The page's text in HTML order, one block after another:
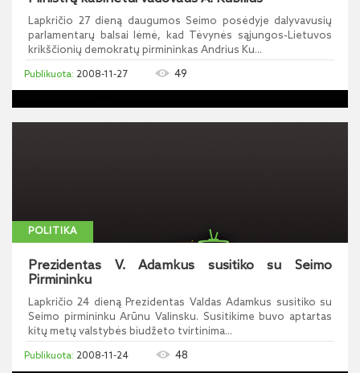
Lapkričio 27 dieną daugumos Seimo posėdyje dalyvavusių
parlamentarų balsai lėmė, kad Tėvynės sąjungos-Lietuvos
krikščionių demokratų pirmininkas Andrius Ku...
2008-11-27 49
POLITIKA
Prezidentas V. Adamkus susitiko su Seimo
Pirmininku
Lapkričio 24 dieną Prezidentas Valdas Adamkus susitiko su
Seimo pirmininku Arūnu Valinsku. Susitikime buvo aptartas
kitų metų valstybės biudžeto tvirtinima...
2008-11-24 48